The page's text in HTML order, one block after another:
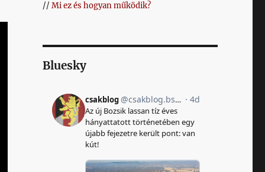
// Mi ez és hogyan működik?
Bluesky